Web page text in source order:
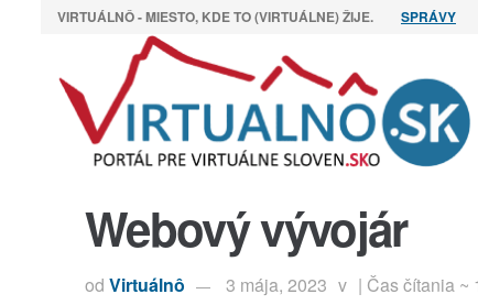
VIRTUÁLNÔ - MIESTO, KDE TO (VIRTUÁLNE) ŽIJE. SPRÁVY
Webový vývojár
od Virtuálnô 3 mája, 2023 v | Čas čítania ~